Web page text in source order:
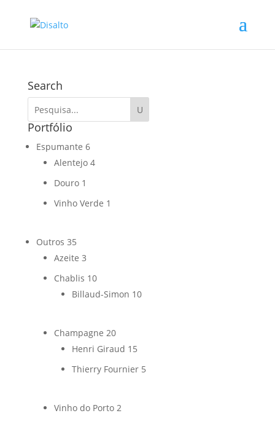
Search
Portfólio
Espumante 6
Alentejo 4
Douro 1
Vinho Verde 1
Outros 35
Azeite 3
Chablis 10
Billaud-Simon 10
Champagne 20
Henri Giraud 15
Thierry Fournier 5
Vinho do Porto 2